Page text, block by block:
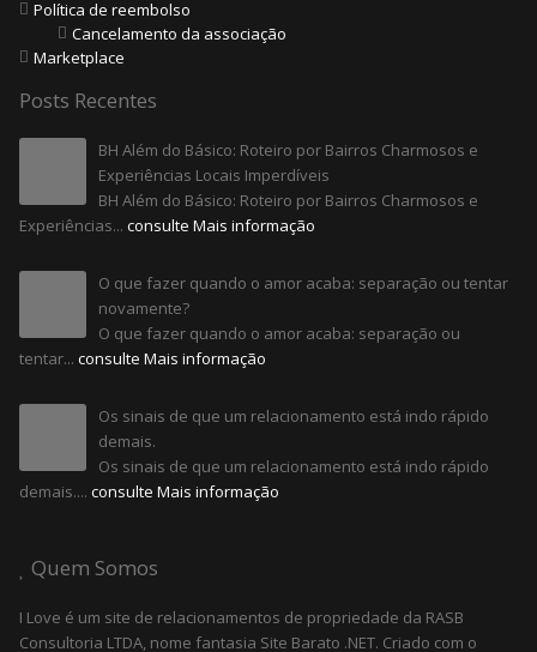
Política de reembolso
Cancelamento da associação
Marketplace
Posts Recentes
BH Além do Básico: Roteiro por Bairros Charmosos e
Experiências Locais Imperdíveis
BH Além do Básico: Roteiro por Bairros Charmosos e
Experiências... consulte Mais informação
O que fazer quando o amor acaba: separação ou tentar
novamente?
O que fazer quando o amor acaba: separação ou
tentar... consulte Mais informação
Os sinais de que um relacionamento está indo rápido
demais.
Os sinais de que um relacionamento está indo rápido
demais.... consulte Mais informação
Quem Somos
I Love é um site de relacionamentos de propriedade da RASB
Consultoria LTDA, nome fantasia Site Barato .NET. Criado com o